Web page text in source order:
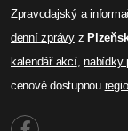
Zpravodajský a
denní zprávyz
kalendář akcí,nabídky
cenově dostupnou